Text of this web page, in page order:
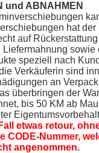
und ABNAHMEN
hat
auf
speziell nach
Verkäuferin sind
an
überbringen der
bis 50 KM ab
etwas retour,
CODE-Nummer,
angenommen.